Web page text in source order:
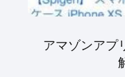
アマゾンアプ